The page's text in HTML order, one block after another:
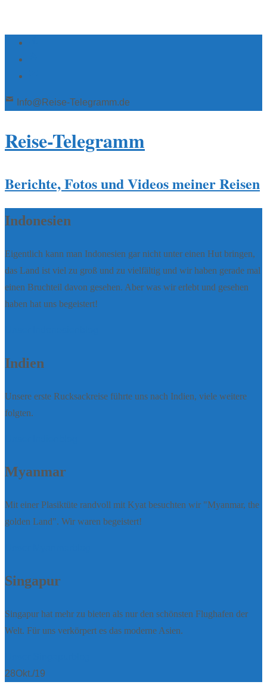
Info@Reise-Telegramm.de
Reise-Telegramm
Berichte, Fotos und Videos meiner Reisen
Indonesien
Eigentlich kann man Indonesien gar nicht unter einen Hut bringen,
das Land ist viel zu groß und zu vielfältig und wir haben gerade mal
einen Bruchteil davon gesehen. Aber was wir erlebt und gesehen
haben hat uns begeistert!
Indien
Unsere erste Rucksackreise führte uns nach Indien, viele weitere
folgten.
Myanmar
Mit einer Plasiktüte randvoll mit Kyat besuchten wir "Myanmar, the
golden Land". Wir waren begeistert!
Singapur
Singapur hat mehr zu bieten als nur den schönsten Flughafen der
Welt. Für uns verkörpert es das moderne Asien.
28Okt./19